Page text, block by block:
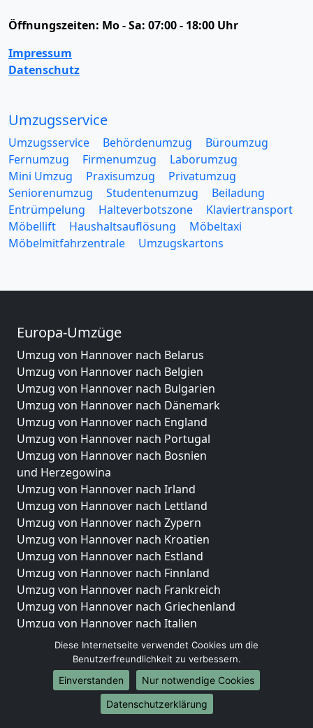
Öffnungszeiten: Mo - Sa: 07:00 - 18:00 Uhr
Impressum
Datenschutz
Umzugsservice
Umzugsservice Behördenumzug
Büroumzug
Fernumzug
Firmenumzug
Laborumzug
Mini Umzug
Praxisumzug
Privatumzug
Seniorenumzug
Studentenumzug
Beiladung
Entrümpelung
Halteverbotszone
Klaviertransport
Möbellift
Haushaltsauflösung
Möbeltaxi
Möbelmitfahrzentrale
Umzugskartons
Europa-Umzüge
Umzug von Hannover nach Belarus
Umzug von Hannover nach Belgien
Umzug von Hannover nach Bulgarien
Umzug von Hannover nach Dänemark
Umzug von Hannover nach England
Umzug von Hannover nach Portugal
Umzug von Hannover nach Bosnien
und Herzegowina
Umzug von Hannover nach Irland
Umzug von Hannover nach Lettland
Umzug von Hannover nach Zypern
Umzug von Hannover nach Kroatien
Umzug von Hannover nach Estland
Umzug von Hannover nach Finnland
Umzug von Hannover nach Frankreich
Umzug von Hannover nach Griechenland
Umzug von Hannover nach Italien
Umzug von Hannover nach Liechtenstein
Umzug von Hannover nach Luxemburg
Umzug von Hannover nach Niederlande
Umzug von Hannover nach Norwegen
Umzüge-Deutschlandweit
Diese Internetseite verwendet Cookies um die
Benutzerfreundlichkeit zu verbessern.
Einverstanden
Nur notwendige Cookies
Datenschutzerklärung